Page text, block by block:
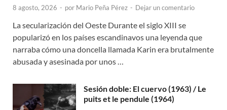
8 agosto, 2026 - por Mario Peña Pérez - Dejar un comentario
La secularización del Oeste Durante el siglo XIII se
popularizó en los países escandinavos una leyenda que
narraba cómo una doncella llamada Karin era brutalmente
abusada y asesinada por unos …
Sesión doble: El cuervo (1963) / Le
puits et le pendule (1964)